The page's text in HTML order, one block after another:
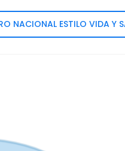
NACIONAL ESTILO VIDA Y